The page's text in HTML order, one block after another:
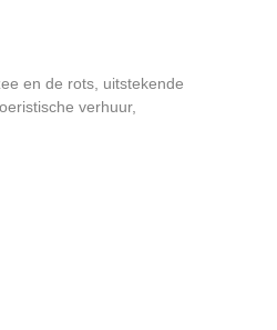
en de rots, uitstekende
verhuur,